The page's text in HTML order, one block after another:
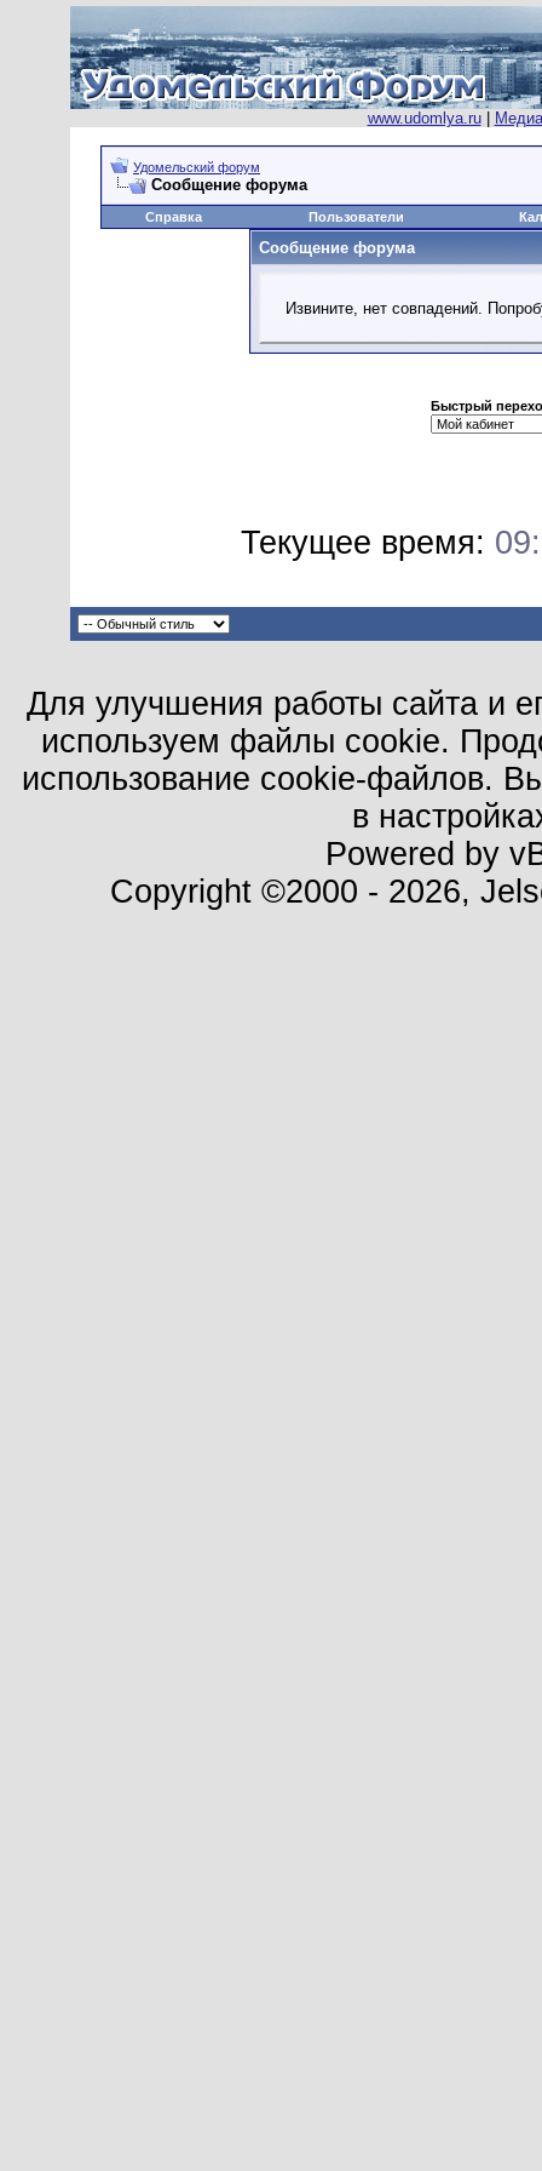
www.udomlya.ru|
Удомельский форум
Сообщение форума
Справка Пользователи
Сообщение форума
Извините, нет совпадений.
Быстрый
Текущее время:
Для улучшения работы сайта и
используем файлы cookie.
использование cookie-файлов.
в
Powered by
Copyright ©2000 - 2026,